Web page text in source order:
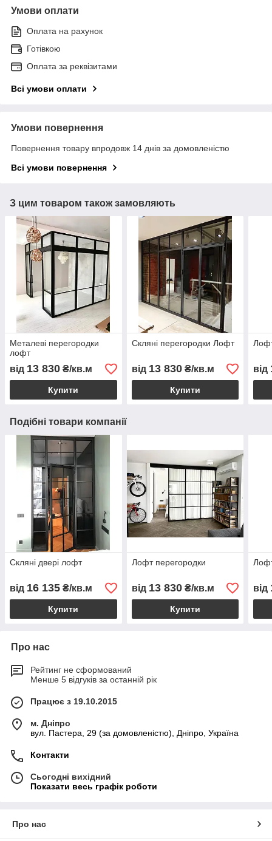
Умови оплати
Оплата на рахунок
Готівкою
Оплата за реквізитами
Всі умови оплати
Умови повернення
Повернення товару впродовж 14 днів за домовленістю
Всі умови повернення
З цим товаром також замовляють
Металеві перегородки
лофт
від 13 830 ₴/кв.м
Купити
Скляні перегородки Лофт
від 13 830₴/кв.м
Купити
від
Подібні товари компанії
Скляні двері лофт
від 16 135 ₴/кв.м
Купити
Лофт перегородки
від 13 830₴/кв.м
Купити
від
Про нас
Рейтинг не сформований
Менше 5 відгуків за останній рік
Працює з 19.10.2015
м. Дніпро
вул. Пастера, 29 (за домовленістю), Дніпро, Україна
Контакти
Сьогодні вихідний
Показати весь графік роботи
Про нас